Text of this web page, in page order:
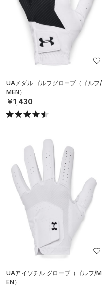
UAメダル ゴルフグローブ（ゴルフ/
MEN）
￥1,430
UAアイソチル グローブ（ゴルフ/M
EN）